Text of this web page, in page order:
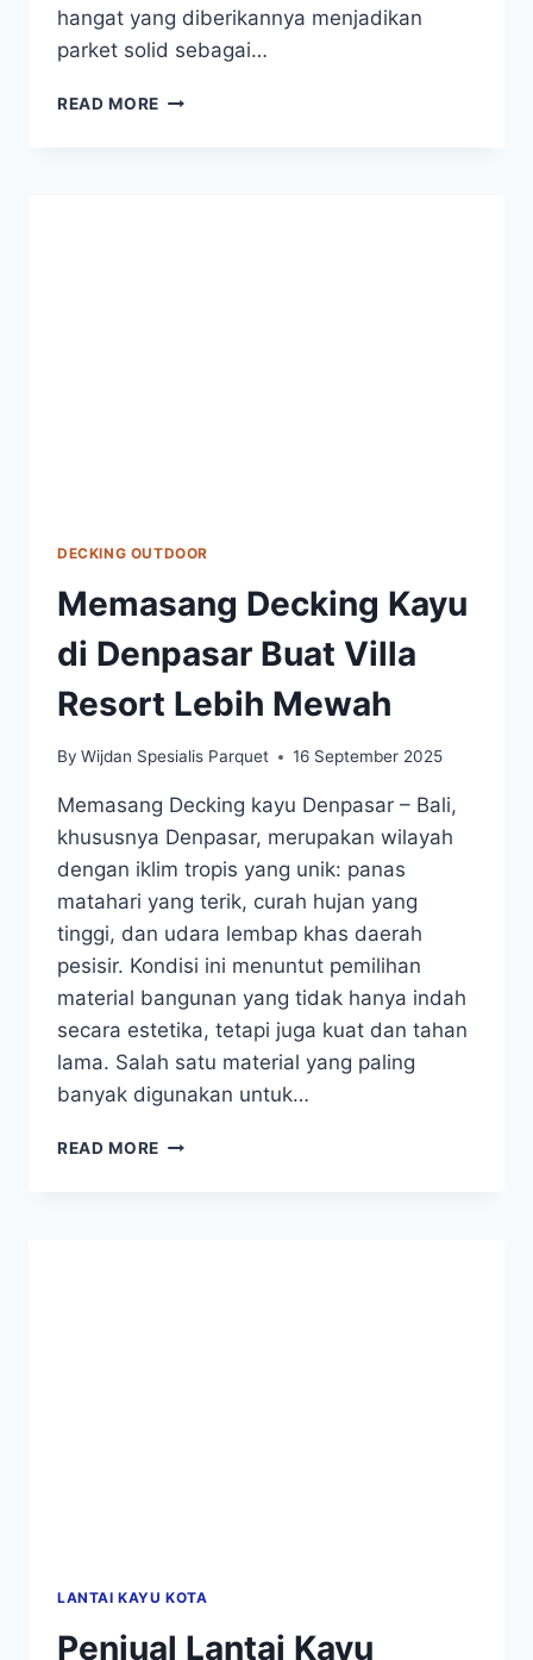
hangat yang diberikannya menjadikan
parket solid sebagai…
READ MORE CARA
DECKING OUTDOOR
Memasang Decking Kayu
di Denpasar Buat Villa
Resort Lebih Mewah
By Wijdan Spesialis Parquet 16 September 2025
Memasang Decking kayu Denpasar – Bali,
khususnya Denpasar, merupakan wilayah
dengan iklim tropis yang unik: panas
matahari yang terik, curah hujan yang
tinggi, dan udara lembap khas daerah
pesisir. Kondisi ini menuntut pemilihan
material bangunan yang tidak hanya indah
secara estetika, tetapi juga kuat dan tahan
lama. Salah satu material yang paling
banyak digunakan untuk…
READ MORE MEMASANG
LANTAI KAYU KOTA
Penjual Lantai Kayu